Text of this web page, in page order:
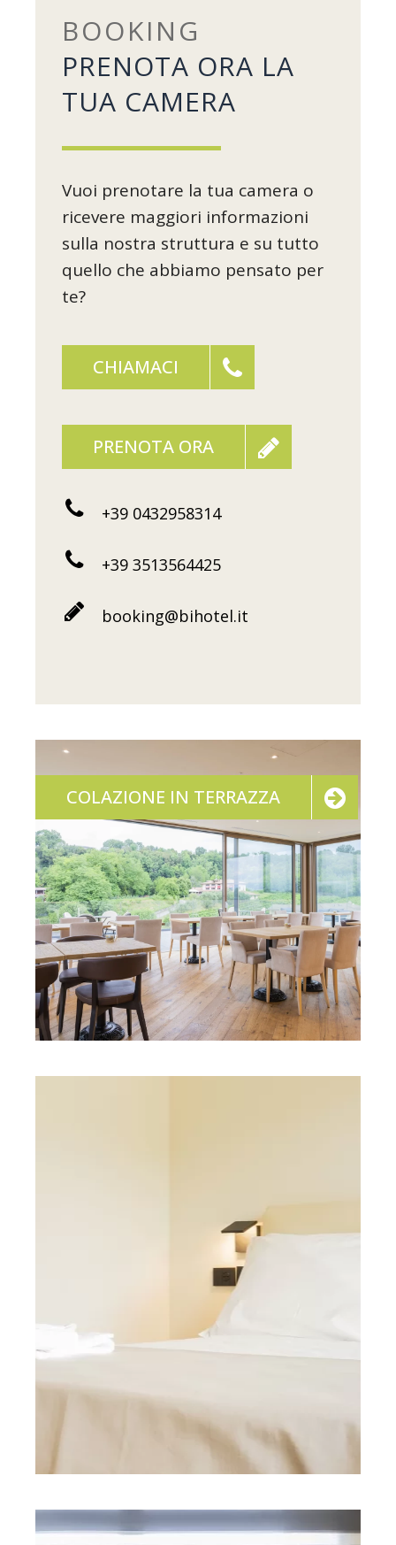
BOOKING
PRENOTA ORA LA
TUA CAMERA
Vuoi prenotare la tua camera o
ricevere maggiori informazioni
sulla nostra struttura e su tutto
quello che abbiamo pensato per
te?
CHIAMACI
PRENOTA ORA
+39 0432958314
+39 3513564425
booking@bihotel.it
COLAZIONE IN TERRAZZA